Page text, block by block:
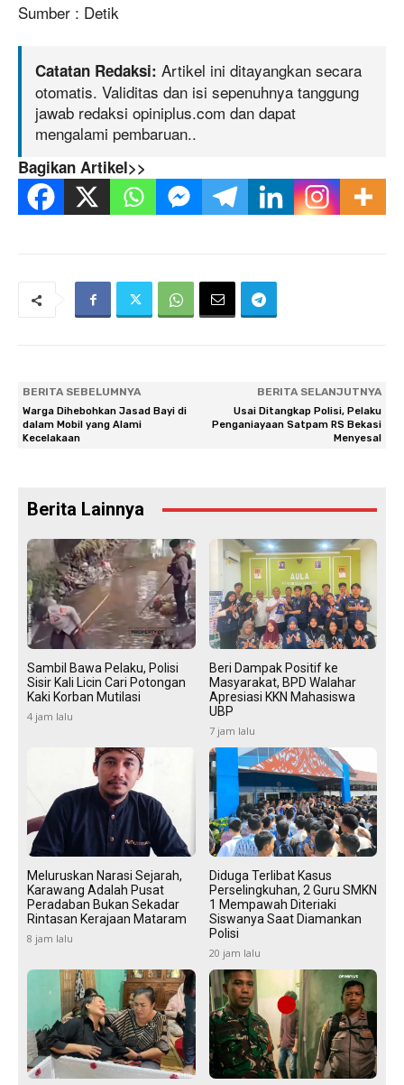
Sumber : Detik
Catatan Redaksi: Artikel ini ditayangkan secara
otomatis. Validitas dan isi sepenuhnya tanggung
jawab redaksi opiniplus.com dan dapat
mengalami pembaruan..
Bagikan Artikel>>
BERITA SEBELUMNYA
Warga Dihebohkan Jasad Bayi di
dalam Mobil yang Alami
Kecelakaan
BERITA SELANJUTNYA
Usai Ditangkap Polisi, Pelaku
Penganiayaan Satpam RS Bekasi
Menyesal
Berita Lainnya
Sambil Bawa Pelaku, Polisi
Sisir Kali Licin Cari Potongan
Kaki Korban Mutilasi
4 jam lalu
Beri Dampak Positif ke
Masyarakat, BPD Walahar
Apresiasi KKN Mahasiswa
UBP
7 jam lalu
Meluruskan Narasi Sejarah,
Karawang Adalah Pusat
Peradaban Bukan Sekadar
Rintasan Kerajaan Mataram
8 jam lalu
Diduga Terlibat Kasus
Perselingkuhan, 2 Guru SMKN
1 Mempawah Diteriaki
Siswanya Saat Diamankan
Polisi
20 jam lalu